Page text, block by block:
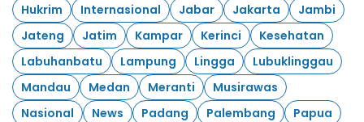
Hukrim
Internasional Jabar Jakarta
Jambi
Jateng
Jatim Kampar Kerinci
Kesehatan
Labuhanbatu
Lampung Lingga
Lubuklinggau
Mandau
Medan Meranti
Musirawas
Nasional
News Padang Palembang
Papua